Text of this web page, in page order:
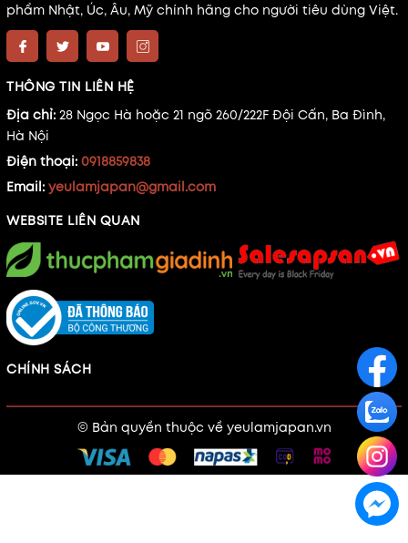
phẩm Nhật, Úc, Âu, Mỹ chính hãng cho người tiêu dùng Việt.
THÔNG TIN LIÊN HỆ
Địa chỉ: 28 Ngọc Hà hoặc 21 ngõ 260/222F Đội Cấn, Ba Đình,
Hà Nội
Điện thoại: 0918859838
Email: yeulamjapan@gmail.com
WEBSITE LIÊN QUAN
CHÍNH SÁCH
© Bản quyền thuộc về yeulamjapan.vn